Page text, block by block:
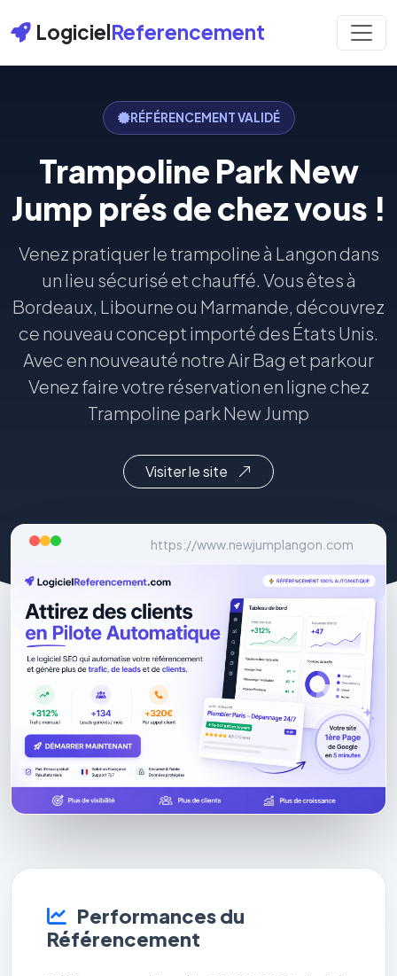
LogicielReferencement
RÉFÉRENCEMENT VALIDÉ
Trampoline Park New
Jump prés de chez vous !
Venez pratiquer le trampoline à Langon dans
un lieu sécurisé et chauffé. Vous êtes à
Bordeaux, Libourne ou Marmande, découvrez
ce nouveau concept importé des États Unis.
Avec en nouveauté notre Air Bag et parkour
Venez faire votre réservation en ligne chez
Trampoline park New Jump
Visiter le site
https://www.newjumplangon.com
Performances du
Référencement